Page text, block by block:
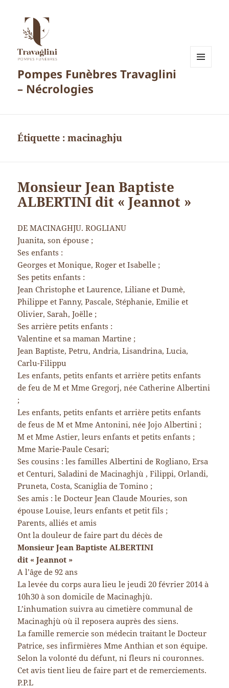
Pompes Funèbres Travaglini
– Nécrologies
Étiquette :macinaghju
Monsieur Jean Baptiste
ALBERTINI dit « Jeannot »
DE MACINAGHJU. ROGLIANU
Juanita, son épouse ;
Ses enfants :
Georges et Monique, Roger et Isabelle ;
Ses petits enfants :
Jean Christophe et Laurence, Liliane et Dumè,
Philippe et Fanny, Pascale, Stéphanie, Emilie et
Olivier, Sarah, Joëlle ;
Ses arrière petits enfants :
Valentine et sa maman Martine ;
Jean Baptiste, Petru, Andria, Lisandrina, Lucia,
Carlu-Filippu
Les enfants, petits enfants et arrière petits enfants
de feu de M et Mme Gregorj, née Catherine Albertini
;
Les enfants, petits enfants et arrière petits enfants
de feus de M et Mme Antonini, née Jojo Albertini ;
M et Mme Astier, leurs enfants et petits enfants ;
Mme Marie-Paule Cesari;
Ses cousins : les familles Albertini de Rogliano, Ersa
et Centuri, Saladini de Macinaghjù , Filippi, Orlandi,
Pruneta, Costa, Scaniglia de Tomino ;
Ses amis : le Docteur Jean Claude Mouries, son
épouse Louise, leurs enfants et petit fils ;
Parents, alliés et amis
Ont la douleur de faire part du décès de
Monsieur Jean Baptiste ALBERTINI
dit « Jeannot »
A l’âge de 92 ans
La levée du corps aura lieu le jeudi 20 février 2014 à
10h30 à son domicile de Macinaghjù.
L’inhumation suivra au cimetière communal de
Macinaghjù où il reposera auprès des siens.
La famille remercie son médecin traitant le Docteur
Patrice, ses infirmières Mme Anthian et son équipe.
Selon la volonté du défunt, ni fleurs ni couronnes.
Cet avis tient lieu de faire part et de remerciements.
P.P.L